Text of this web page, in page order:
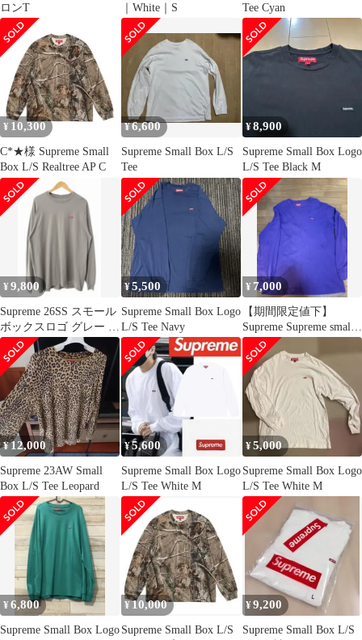
ロンT
｜White｜S
Tee Cyan
¥ 10,300
C*★様 Supreme Small
Box L/S Realtree AP C
¥6,600
Supreme Small Box L/S
Tee
¥8,900
Supreme Small Box Logo
L/S Tee Black M
¥9,800
Supreme 26SS スモール
ボックスロゴ グレー M
長袖カットソー
¥5,500
Supreme Small Box Logo
L/S Tee Navy
¥ 7,000
【期間限定値下】
Supreme Supreme small
box logo
¥12,000
Supreme 23AW Small
Box L/S Tee Leopard
¥5,600
Supreme Small Box Logo
L/S Tee White M
¥5,000
Supreme Small Box Logo
L/S Tee White M
¥6,800
Supreme Small Box Logo
¥ 10,000
Supreme Small Box L/S
¥9,200
Supreme Small Box L/S